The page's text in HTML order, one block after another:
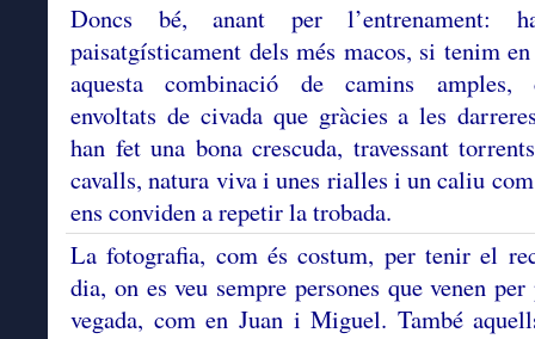
Doncs bé, anant per l’entrenament:
paisatgísticament dels més macos, si tenim
aquesta combinació de camins amples,
envoltats de civada que gràcies a les
han fet una bona crescuda, travessant
cavalls, natura viva i unes rialles i un caliu
ens conviden a repetir la trobada.
La fotografia, com és costum, per tenir el
dia, on es veu sempre persones que venen
vegada, com en Juan i Miguel. També